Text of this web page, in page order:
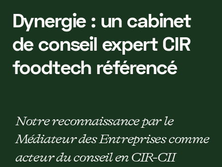
Dynergie : un cabinet
de conseil expert CIR
foodtech référencé
Notre reconnaissance par le
Médiateur des Entreprises comme
acteur du conseil en CIR-CII